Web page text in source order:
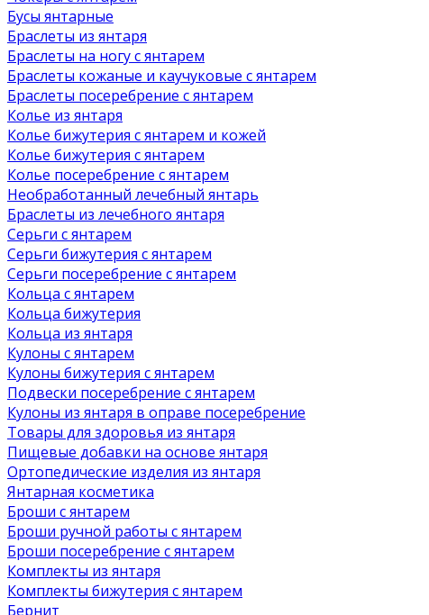
Бусы янтарные
Браслеты из янтаря
Браслеты на ногу с янтарем
Браслеты кожаные и каучуковые с янтарем
Браслеты посеребрение с янтарем
Колье из янтаря
Колье бижутерия с янтарем и кожей
Колье бижутерия с янтарем
Колье посеребрение с янтарем
Необработанный лечебный янтарь
Браслеты из лечебного янтаря
Серьги с янтарем
Серьги бижутерия с янтарем
Серьги посеребрение с янтарем
Кольца с янтарем
Кольца бижутерия
Кольца из янтаря
Кулоны с янтарем
Кулоны бижутерия с янтарем
Подвески посеребрение с янтарем
Кулоны из янтаря в оправе посеребрение
Товары для здоровья из янтаря
Пищевые добавки на основе янтаря
Ортопедические изделия из янтаря
Янтарная косметика
Броши с янтарем
Броши ручной работы с янтарем
Броши посеребрение с янтарем
Комплекты из янтаря
Комплекты бижутерия с янтарем
Бернит